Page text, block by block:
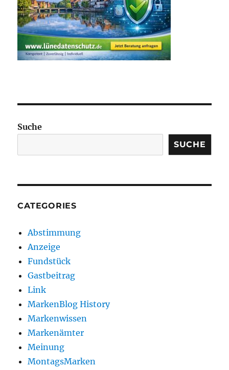
Suche
SUCHE
CATEGORIES
Abstimmung
Anzeige
Fundstück
Gastbeitrag
Link
MarkenBlog History
Markenwissen
Markenämter
Meinung
MontagsMarken